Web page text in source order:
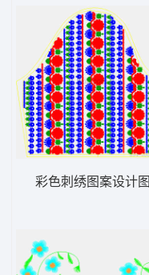
彩色刺绣图案设计图